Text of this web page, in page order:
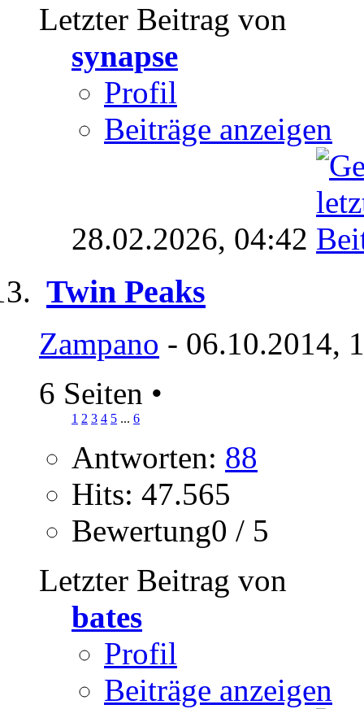
Letzter Beitrag von
synapse
Profil
Beiträge anzeigen
28.02.2026, 04:42
Twin Peaks
Zampano - 06.10.2014,
6 Seiten •
1 2 3 4 5 ... 6
Antworten: 88
Hits: 47.565
Bewertung0 / 5
Letzter Beitrag von
bates
Profil
Beiträge anzeigen